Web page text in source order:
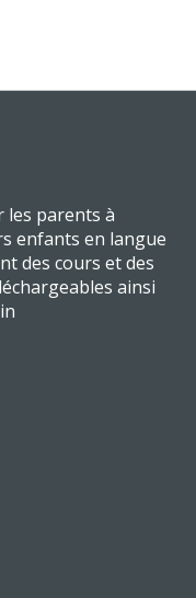
les parents à
enfants en langue
des cours et des
ainsi